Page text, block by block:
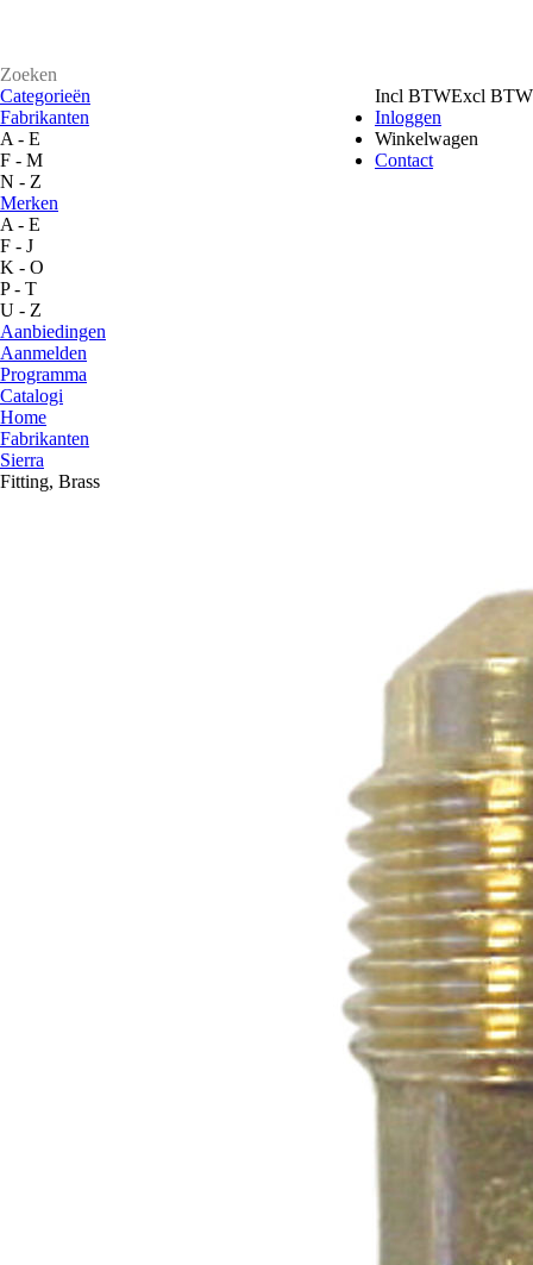
Incl BTWExcl BTW
Inloggen
Winkelwagen
Contact
Categorieën
Fabrikanten
A - E
F - M
N - Z
Merken
A - E
F - J
K - O
P - T
U - Z
Aanbiedingen
Aanmelden
Programma
Catalogi
Home
Fabrikanten
Sierra
Fitting, Brass